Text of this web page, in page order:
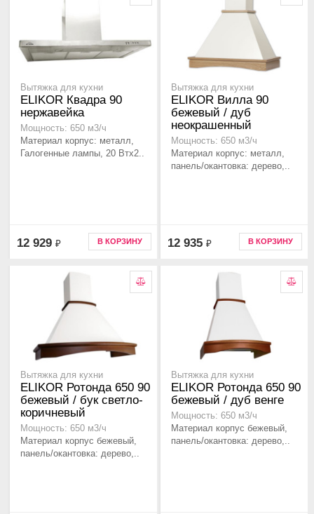
Вытяжка для кухни
ELIKOR Квадра 90
нержавейка
Мощность: 650 м3/ч
Материал корпус: металл,
Галогенные лампы, 20 Втx2..
12 929 ₽ В КОРЗИНУ
Вытяжка для кухни
ELIKOR Вилла 90
бежевый / дуб
неокрашенный
Мощность: 650 м3/ч
Материал корпус: металл,
панель/окантовка: дерево,..
12 935 ₽ В КОРЗИНУ
Вытяжка для кухни
ELIKOR Ротонда 650 90
бежевый / бук светло-
коричневый
Мощность: 650 м3/ч
Материал корпус бежевый,
панель/окантовка: дерево,..
Вытяжка для кухни
ELIKOR Ротонда 650 90
бежевый / дуб венге
Мощность: 650 м3/ч
Материал корпус бежевый,
панель/окантовка: дерево,..